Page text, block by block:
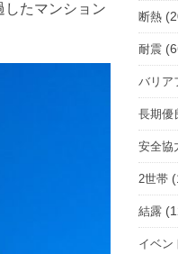
したマンション
断熱
耐震
バリア
長期優
安全協
2世帯
結露
イベン